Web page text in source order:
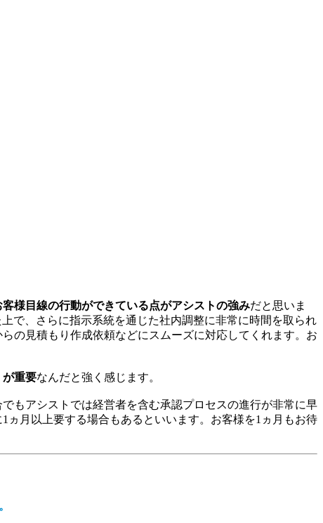
様目線の行動ができている点がアシストの強みだと思いま
で、さらに指示系統を通じた社内調整に非常に時間を取られ
の見積もり作成依頼などにスムーズに対応してくれます。お
が重要なんだと強く感じます。
もアシストでは経営者を含む承認プロセスの進行が非常に早
月以上要する場合もあるといいます。お客様を1ヵ月もお待